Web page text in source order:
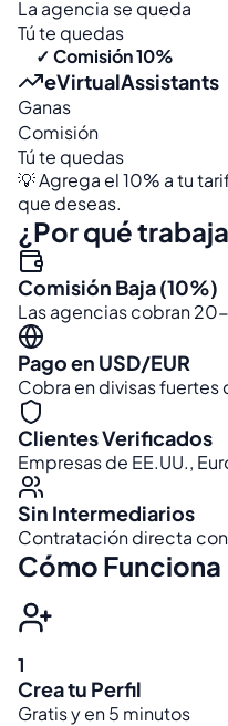
La agencia se queda
Tú te quedas
✓ Comisión 10%
eVirtualAssistants
Ganas
Comisión
Tú te quedas
💡 Agrega el 10% a tu
que deseas.
¿Por qué
Comisión Baja (10%)
Las agencias cobran
Pago en USD/EUR
Cobra en divisas
Clientes Verificados
Empresas de EE.UU.,
Sin Intermediarios
Contratación directa
Cómo Funciona
1
Crea tu Perfil
Gratis y en 5 minutos